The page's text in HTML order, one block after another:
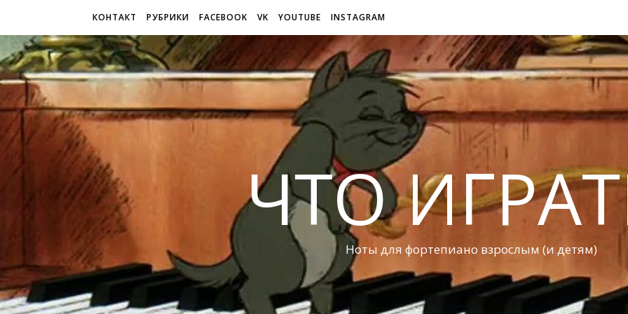
КОНТАКТ РУБРИКИ FACEBOOK VK YOUTUBE INSTAGRAM
ЧТО
Ноты для фортепиано взрослым (и детям)